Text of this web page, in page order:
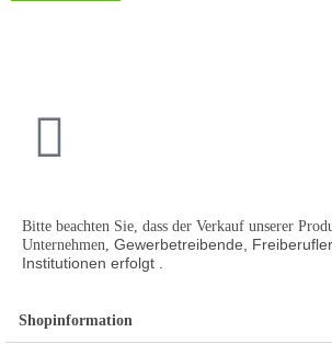
Bitte beachten Sie, dass der Verkauf unserer
Unternehmen, Gewerbetreibende,
Institutionen erfolgt .
Shopinformation